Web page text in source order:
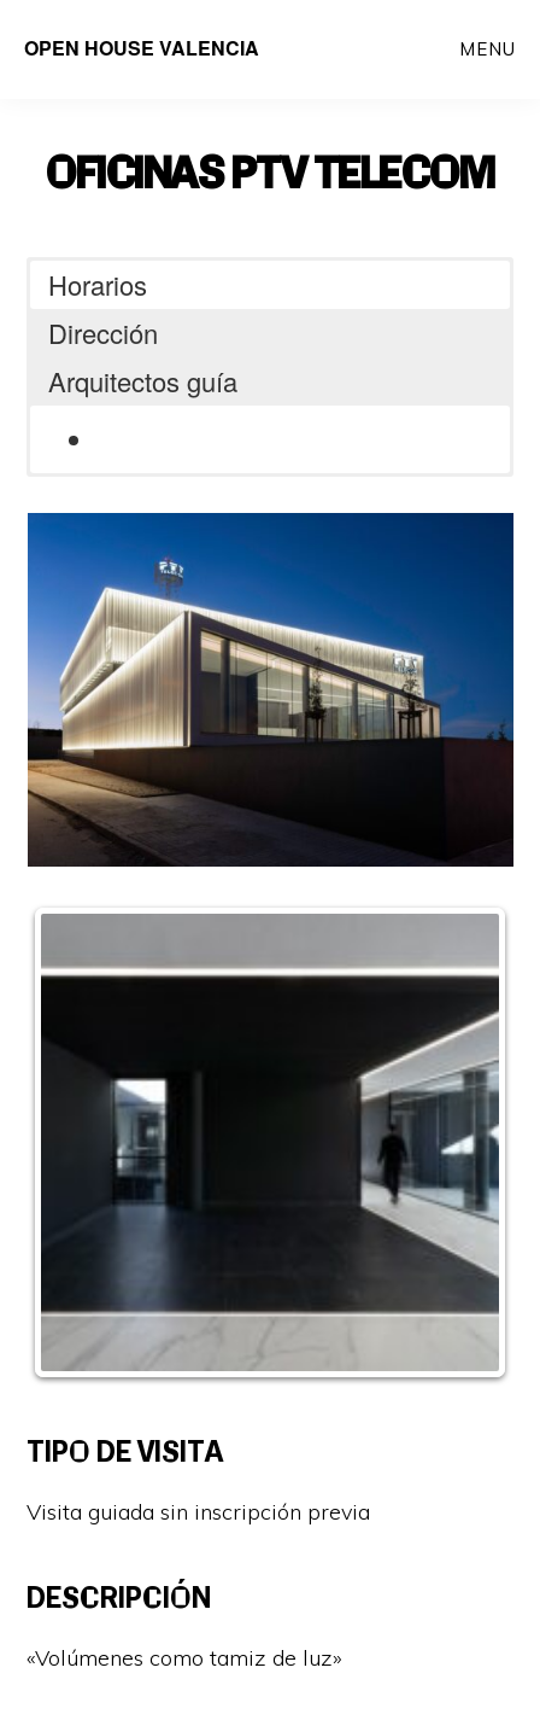
OPEN HOUSE VALENCIA MENU
OFICINAS PTV TELECOM
Horarios
Dirección
Arquitectos guía
València, Valencia, España
TIPO DE VISITA
Visita guiada sin inscripción previa
DESCRIPCIÓN
«Volúmenes como tamiz de luz»